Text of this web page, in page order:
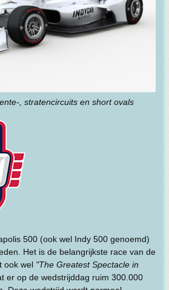
, stratencircuits en short ovals
500 (ook wel Indy 500 genoemd)
Het is de belangrijkste race van de
ook wel "The Greatest Spectacle in
er op de wedstrijddag ruim 300.000